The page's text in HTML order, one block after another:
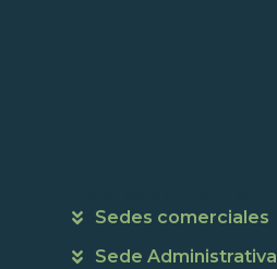
Sedes comerciales
Sede Administrativa